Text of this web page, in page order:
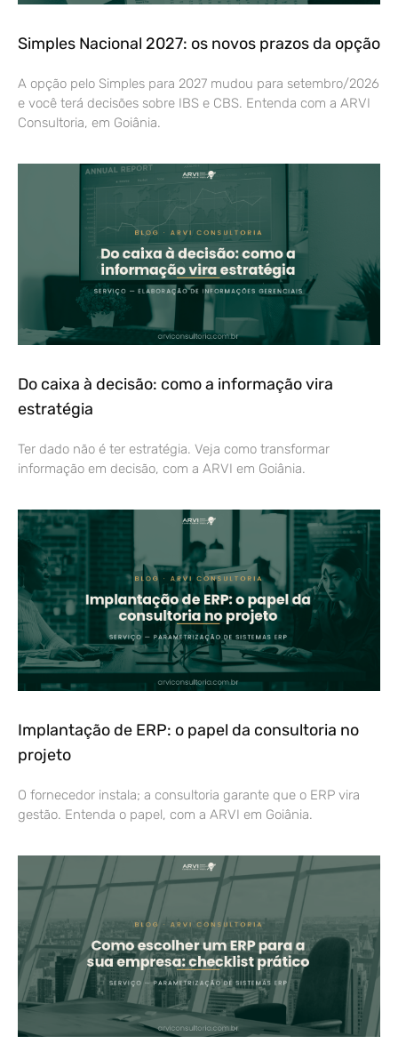
Simples Nacional 2027: os novos prazos da opção
A opção pelo Simples para 2027 mudou para setembro/2026
e você terá decisões sobre IBS e CBS. Entenda com a ARVI
Consultoria, em Goiânia.
Do caixa à decisão: como a informação vira
estratégia
Ter dado não é ter estratégia. Veja como transformar
informação em decisão, com a ARVI em Goiânia.
Implantação de ERP: o papel da consultoria no
projeto
O fornecedor instala; a consultoria garante que o ERP vira
gestão. Entenda o papel, com a ARVI em Goiânia.